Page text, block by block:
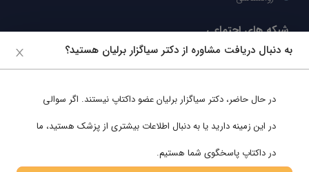
شبکه های اجتماعی
ما را در شبکه های اجتماعی دنبال کنید
به دنبال دریافت مشاوره از دکتر سیاگزار برلیان هستید؟
در حال حاضر، دکتر سیاگزار برلیانعضو داکتاپ نیستند. اگر سوالی
در این زمینه دارید یا به دنبال اطلاعات بیشتری از پزشک هستید، ما
در داکتاپ پاسخگوی شما هستیم.